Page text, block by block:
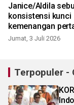
Janice/Aldila
konsistensi kunci
kemenangan
Wimbledon
Jumat, 3 Juli 2026
Terpopuler -